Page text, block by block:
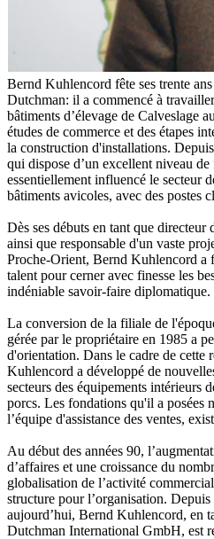
Bernd Kuhlencord fête ses trente
Dutchman: il a commencé à
bâtiments d’élevage de Calveslage
études de commerce et des étapes
la construction d'installations.
qui dispose d’un excellent niveau de
essentiellement influencé le secteur
bâtiments avicoles, avec des postes
Dès ses débuts en tant que directeur
ainsi que responsable d'un vaste
Proche-Orient, Bernd Kuhlencord a
talent pour cerner avec finesse les
indéniable savoir-faire diplomatique.
La conversion de la filiale de
gérée par le propriétaire en 1985 a
d'orientation. Dans le cadre de cette
Kuhlencord a développé de
secteurs des équipements intérieurs
porcs. Les fondations qu'il a posées
l’équipe d'assistance des ventes,
Au début des années 90,
d’affaires et une croissance du
globalisation de l’activité
structure pour l’organisation. Depuis
aujourd’hui, Bernd Kuhlencord, en
Dutchman International GmbH, est